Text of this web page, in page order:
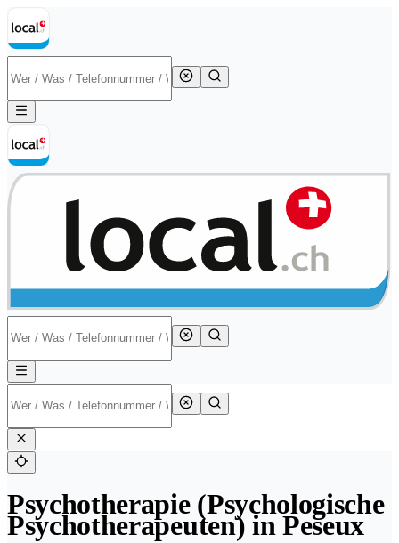
Psychotherapie (Psychologische
Psychotherapeuten) in Peseux